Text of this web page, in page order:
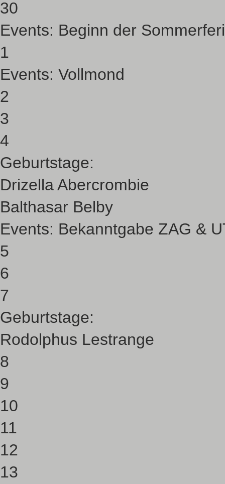
30
Events: Beginn der
1
Events: Vollmond
2
3
4
Geburtstage:
Drizella Abercrombie
Balthasar Belby
Events: Bekanntgabe ZAG &
5
6
7
Geburtstage:
Rodolphus Lestrange
8
9
10
11
12
13